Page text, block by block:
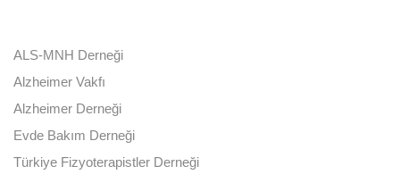
ALS-MNH Derneği
Alzheimer Vakfı
Alzheimer Derneği
Evde Bakım Derneği
Türkiye Fizyoterapistler Derneği